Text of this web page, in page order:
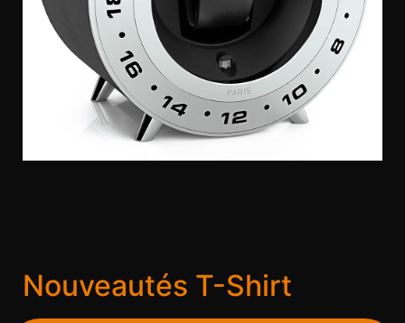
Nouveautés T-Shirt